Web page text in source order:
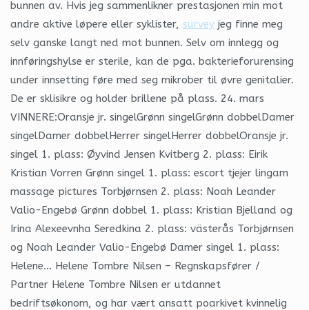
bunnen av. Hvis jeg sammenlikner prestasjonen min mot
andre aktive løpere eller syklister, survey jeg finne meg
selv ganske langt ned mot bunnen. Selv om innlegg og
innføringshylse er sterile, kan de pga. bakterieforurensing
under innsetting føre med seg mikrober til øvre genitalier.
De er sklisikre og holder brillene på plass. 24. mars
VINNERE:Oransje jr. singelGrønn singelGrønn dobbelDamer
singelDamer dobbelHerrer singelHerrer dobbelOransje jr.
singel 1. plass: Øyvind Jensen Kvitberg 2. plass: Eirik
Kristian Vorren Grønn singel 1. plass: escort tjejer lingam
massage pictures Torbjørnsen 2. plass: Noah Leander
Valio-Engebø Grønn dobbel 1. plass: Kristian Bjelland og
Irina Alexeevnha Seredkina 2. plass: västerås Torbjørnsen
og Noah Leander Valio-Engebø Damer singel 1. plass:
Helene… Helene Tombre Nilsen – Regnskapsfører /
Partner Helene Tombre Nilsen er utdannet
bedriftsøkonom, og har vært ansatt poarkivet kvinnelig